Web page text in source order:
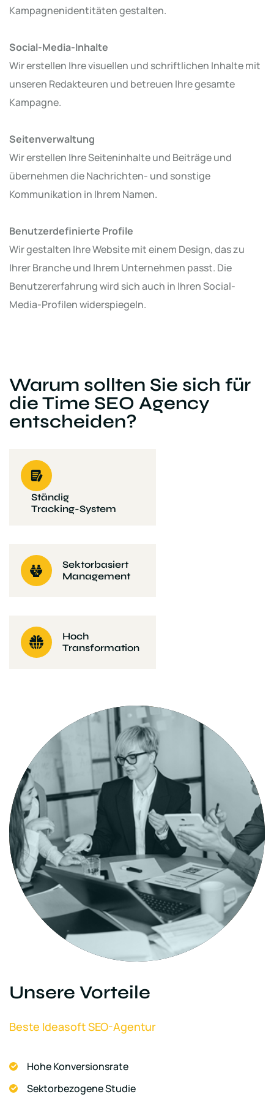
Kampagnenidentitäten gestalten.
Social-Media-Inhalte
Wir erstellen Ihre visuellen und schriftlichen Inhalte mit
unseren Redakteuren und betreuen Ihre gesamte
Kampagne.
Seitenverwaltung
Wir erstellen Ihre Seiteninhalte und Beiträge und
übernehmen die Nachrichten- und sonstige
Kommunikation in Ihrem Namen.
Benutzerdefinierte Profile
Wir gestalten Ihre Website mit einem Design, das zu
Ihrer Branche und Ihrem Unternehmen passt. Die
Benutzererfahrung wird sich auch in Ihren Social-
Media-Profilen widerspiegeln.
Warum sollten Sie sich für
die Time SEO Agency
entscheiden?
Ständig
Tracking-System
Sektorbasiert
Management
Hoch
Transformation
Unsere Vorteile
Beste Ideasoft SEO-Agentur
Hohe Konversionsrate
Sektorbezogene Studie